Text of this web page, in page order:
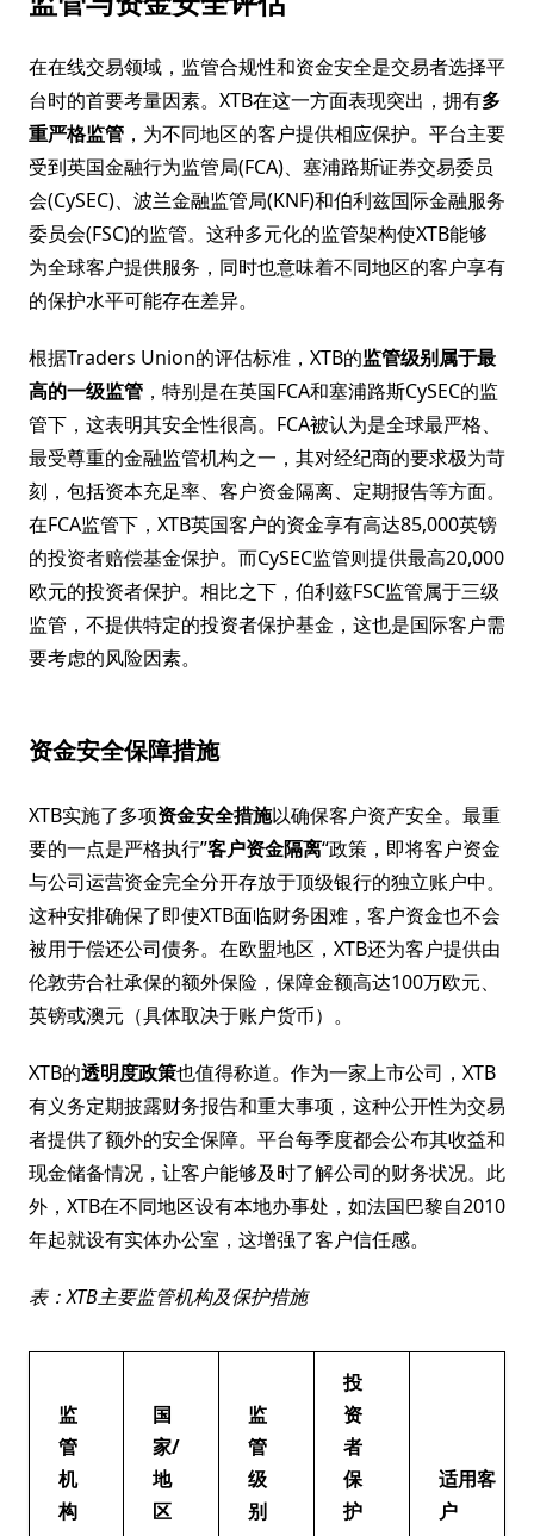
在在线交易领域，监管合规性和资金安全是交易者选择平
台时的首要考量因素。XTB在这一方面表现突出，拥有多
重严格监管 ，为不同地区的客户提供相应保护。平台主要
受到英国金融行为监管局(FCA)、塞浦路斯证券交易委员
会(CySEC)、波兰金融监管局(KNF)和伯利兹国际金融服务
委员会(FSC)的监管。这种多元化的监管架构使XTB能够
为全球客户提供服务，同时也意味着不同地区的客户享有
的保护水平可能存在差异。
根据Traders Union的评估标准，XTB的监管级别属于最
高的一级监管 ，特别是在英国FCA和塞浦路斯CySEC的监
管下，这表明其安全性很高。FCA被认为是全球最严格、
最受尊重的金融监管机构之一，其对经纪商的要求极为苛
刻，包括资本充足率、客户资金隔离、定期报告等方面。
在FCA监管下，XTB英国客户的资金享有高达85,000英镑
的投资者赔偿基金保护。而CySEC监管则提供最高20,000
欧元的投资者保护。相比之下，伯利兹FSC监管属于三级
监管，不提供特定的投资者保护基金，这也是国际客户需
要考虑的风险因素。
资金安全保障措施
XTB实施了多项资金安全措施以确保客户资产安全。最重
要的一点是严格执行”客户资金隔离“政策，即将客户资金
与公司运营资金完全分开存放于顶级银行的独立账户中。
这种安排确保了即使XTB面临财务困难，客户资金也不会
被用于偿还公司债务。在欧盟地区，XTB还为客户提供由
伦敦劳合社承保的额外保险，保障金额高达100万欧元、
英镑或澳元（具体取决于账户货币）。
XTB的透明度政策也值得称道。作为一家上市公司，XTB
有义务定期披露财务报告和重大事项，这种公开性为交易
者提供了额外的安全保障。平台每季度都会公布其收益和
现金储备情况，让客户能够及时了解公司的财务状况。此
外，XTB在不同地区设有本地办事处，如法国巴黎自2010
年起就设有实体办公室，这增强了客户信任感。
表：XTB主要监管机构及保护措施
监
管
机
构
国
家/
地
区
监
管
级
别
投
资
者
保
护
适用客
户